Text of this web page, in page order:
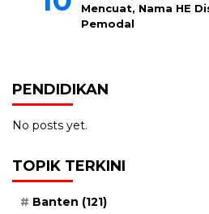
Mencuat, Nama HE
Pemodal
PENDIDIKAN
No posts yet.
TOPIK TERKINI
Banten (121)